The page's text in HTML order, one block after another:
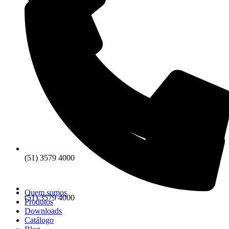
(51) 3579 4000
(51) 3579 4000
Quem somos
Produtos
Downloads
Catálogo